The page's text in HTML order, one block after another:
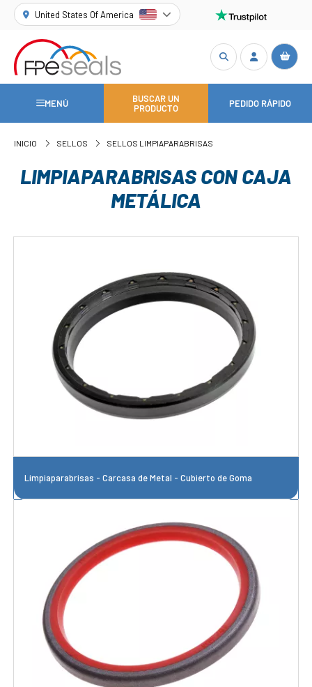
United States Of America
MENÚ
BUSCAR UN
PRODUCTO
PEDIDO RÁPIDO
INICIO SELLOS SELLOS LIMPIAPARABRISAS
LIMPIAPARABRISAS CON CAJA
METÁLICA
Limpiaparabrisas - Carcasa de Metal - Cubierto de Goma